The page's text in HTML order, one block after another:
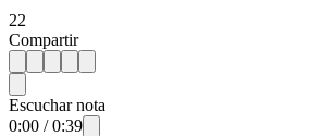
22
Compartir
Escuchar nota
0:00 /0:39